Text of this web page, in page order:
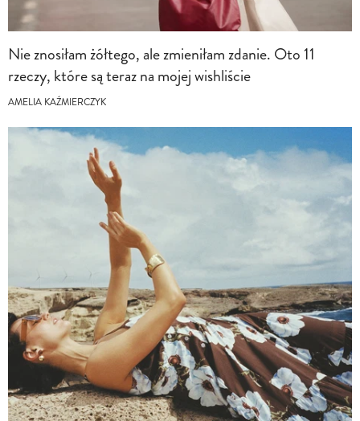
Nie znosiłam żółtego, ale zmieniłam zdanie. Oto 11
rzeczy, które są teraz na mojej wishliście
AMELIA KAŹMIERCZYK